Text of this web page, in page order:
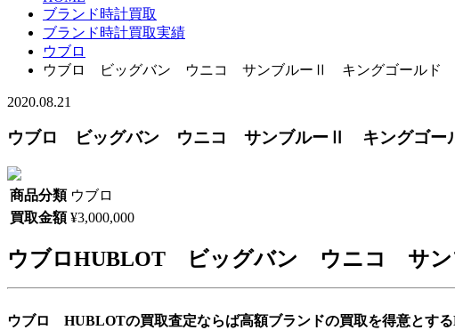
ブランド時計買取
ブランド時計買取実績
ウブロ
ウブロ ビッグバン ウニコ サンブルーⅡ キングゴールド
2020.08.21
ウブロ ビッグバン ウニコ サンブルーⅡ キングゴー
商品分類 ウブロ
買取金額 ¥3,000,000
ウブロHUBLOT ビッグバン ウニコ サン
ウブロ HUBLOTの買取査定ならば高額ブランドの買取を得意とする